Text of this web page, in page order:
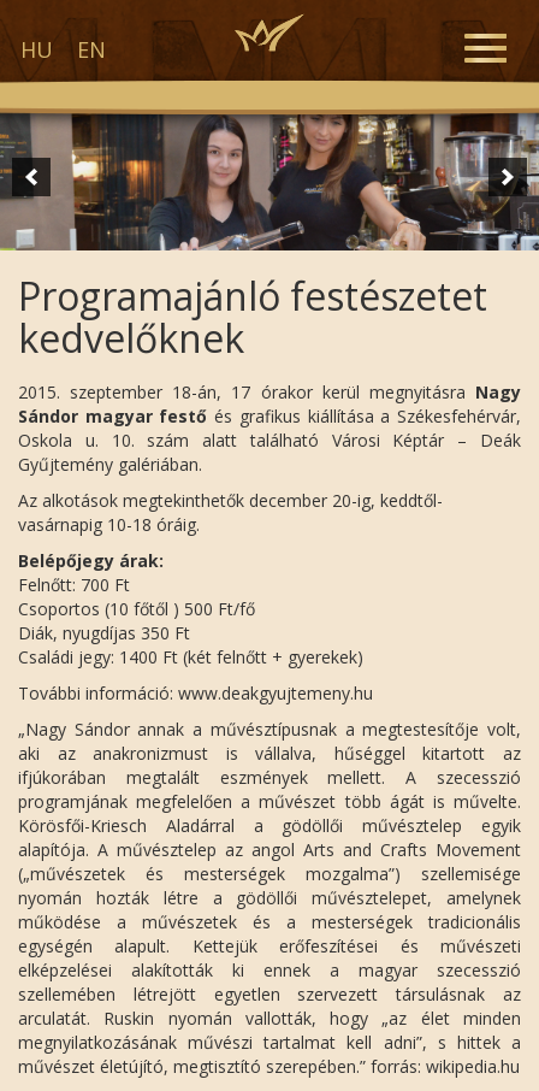
HU EN
Toggle
Programajánló festészetet
kedvelőknek
2015. szeptember 18-án, 17 órakor kerül megnyitásra Nagy
Sándor magyar festő és grafikus kiállítása a Székesfehérvár,
Oskola u. 10. szám alatt található Városi Képtár – Deák
Gyűjtemény galériában.
Az alkotások megtekinthetők december 20-ig, keddtől-
vasárnapig 10-18 óráig.
Belépőjegy árak:
Felnőtt: 700 Ft
Csoportos (10 főtől ) 500 Ft/fő
Diák, nyugdíjas 350 Ft
Családi jegy: 1400 Ft (két felnőtt + gyerekek)
További információ: www.deakgyujtemeny.hu
„Nagy Sándor annak a művésztípusnak a megtestesítője volt,
aki az anakronizmust is vállalva, hűséggel kitartott az
ifjúkorában megtalált eszmények mellett. A szecesszió
programjának megfelelően a művészet több ágát is művelte.
Körösfői-Kriesch Aladárral a gödöllői művésztelep egyik
alapítója. A művésztelep az angol Arts and Crafts Movement
(„művészetek és mesterségek mozgalma”) szellemisége
nyomán hozták létre a gödöllői művésztelepet, amelynek
működése a művészetek és a mesterségek tradicionális
egységén alapult. Kettejük erőfeszítései és művészeti
elképzelései alakították ki ennek a magyar szecesszió
szellemében létrejött egyetlen szervezett társulásnak az
arculatát. Ruskin nyomán vallották, hogy „az élet minden
megnyilatkozásának művészi tartalmat kell adni”, s hittek a
művészet életújító, megtisztító szerepében.” forrás: wikipedia.hu